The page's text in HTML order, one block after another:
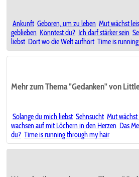
Ankunft Geboren, um zu leben Mut wächst
geblieben Könntest du? Ich darf stärker sein
liebst Dort wo die Welt aufhört Time is
Mehr zum Thema "Gedanken" von
Solange du mich liebst Sehnsucht Mut wächst
wachsen auf mit Löchern in den Herzen Das
du? Time is running through my hair